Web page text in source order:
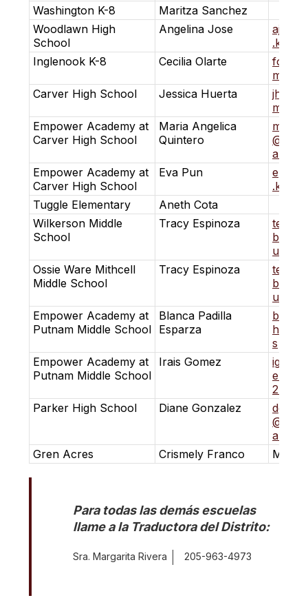
Washington K-8
Maritza Sanchez
Woodlawn High
School
Angelina Jose
Inglenook K-8
Cecilia Olarte
Carver High School
Jessica Huerta
Empower Academy at
Carver High School
Maria Angelica
Quintero
al.us
Empower Academy at
Carver High School
Eva Pun
Tuggle Elementary
Aneth Cota
Wilkerson Middle
School
Tracy Espinoza
us
Ossie Ware Mithcell
Middle School
Tracy Espinoza
us
Empower Academy at
Putnam Middle School
Blanca Padilla
Esparza
s
Empower Academy at
Putnam Middle School
Irais Gomez
2.al.us
Parker High School
Diane Gonzalez
al.us
Gren Acres
Crismely Franco
Para todas las demás escuelas
llame a la Traductora del Distrito:
Sra. Margarita Rivera 205-963-4973